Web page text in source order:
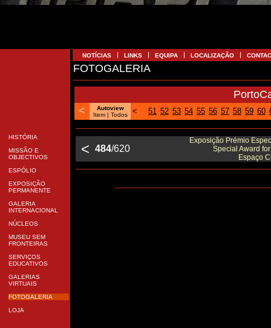
HISTÓRIA
MISSÃO E
OBJECTIVOS
ESPÓLIO
EXPOSIÇÃO
PERMANENTE
GALERIA
INTERNACIONAL
NÚCLEOS
MUSEU SEM
FRONTEIRAS
SERVIÇOS
EDUCATIVOS
GALERIAS
VIRTUAIS
FOTOGALERIA
LOJA
NOTÍCIAS LINKS EQUIPA LOCALIZAÇÃO
FOTOGALERIA
<
Autoview
Item | Todos < 51 52 53 54 55 56 57 58 59 60
< 484/620
Exposição Prémio
Special Award
Espaço